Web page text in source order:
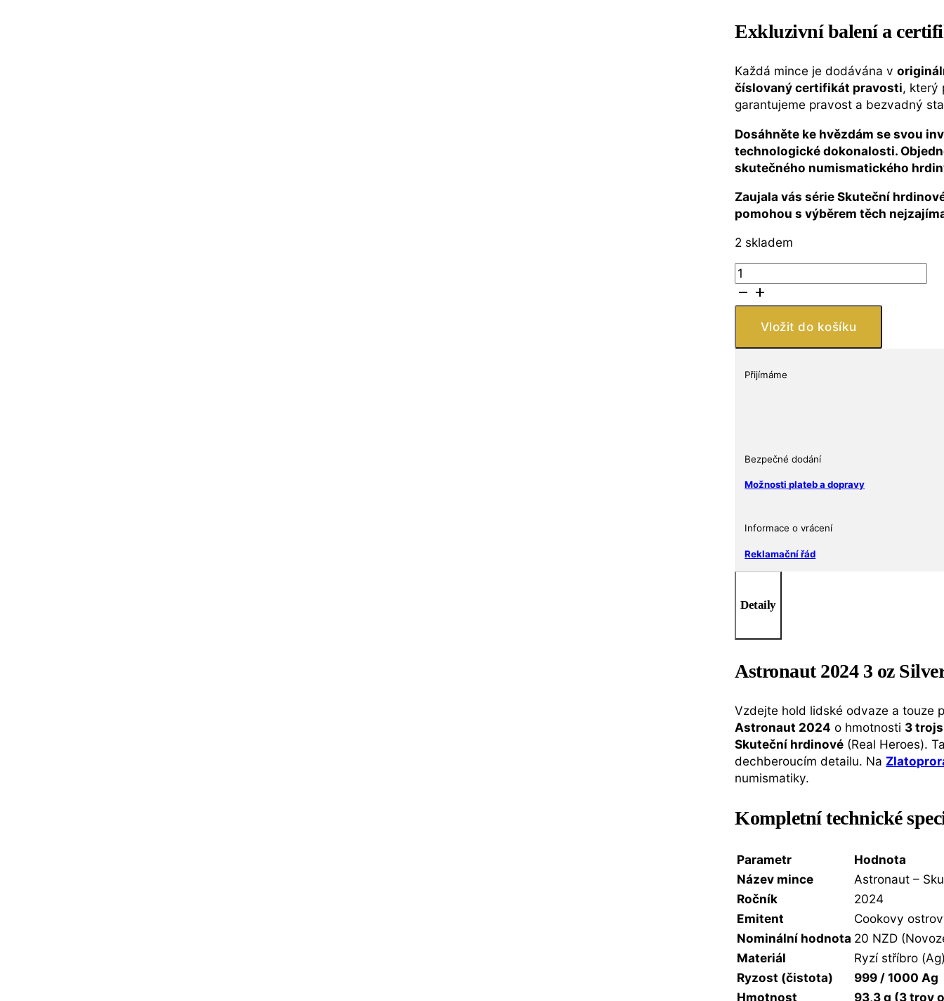
Exkluzivní balení a
Každá mince je dodávána v
číslovaný certifikát pravosti, který
garantujeme pravost a bezvadný
Dosáhněte ke hvězdám se svou
technologické dokonalosti.
skutečného numismatického
Zaujala vás série Skuteční
pomohou s výběrem těch
2 skladem
BH
Mayer
Kunstprageanstalt
GmbH
2024
Vložit do košíku
Přijímáme
Bezpečné dodání
Možnosti plateb a dopravy
Informace o vrácení
Reklamační řád
Detaily
Astronaut 2024 3 oz
Vzdejte hold lidské odvaze a touze
Astronaut 2024 o hmotnosti 3
Skuteční hrdinové (Real Heroes).
dechberoucím detailu. Na
numismatiky.
Kompletní technické
Parametr
Hodnota
Název mince
Astronaut –
Ročník
2024
Emitent
Cookovy
Nominální hodnota 20 NZD
Materiál
Ryzí stříbro
Ryzost (čistota)
999 / 1000 Ag
Hmotnost
93,3 g (3 troy